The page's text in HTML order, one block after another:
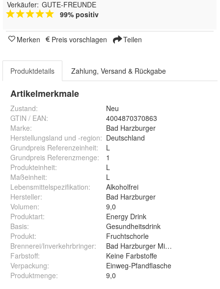
Verkäufer: GUTE-FREUNDE
99% positiv
Merken Preis vorschlagen Teilen
Produktdetails Zahlung, Versand & Rückgabe
Artikelmerkmale
Zustand:
Neu
GTIN / EAN:
4004870370863
Marke:
Bad Harzburger
Herstellungsland und -region: Deutschland
Grundpreis Referenzeinheit:
L
Grundpreis Referenzmenge:
1
Produkteinheit:
L
Maßeinheit:
L
Lebensmittelspezifikation:
Alkoholfrei
Hersteller:
Bad Harzburger
Volumen:
9,0
Produktart:
Energy Drink
Basis:
Gesundheitsdrink
Produkt:
Fruchtschorle
Brennerei/Inverkehrbringer:
Bad Harzburger Mineralbrunnen
Farbstoff:
Keine Farbstoffe
Verpackung:
Einweg-Pfandflasche
Produktmenge: 9,0